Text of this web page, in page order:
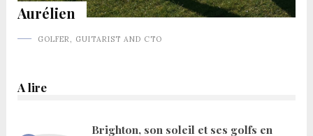
Aurélien
GOLFER, GUITARIST AND CTO
A lire
Brighton, son soleil et ses golfs en